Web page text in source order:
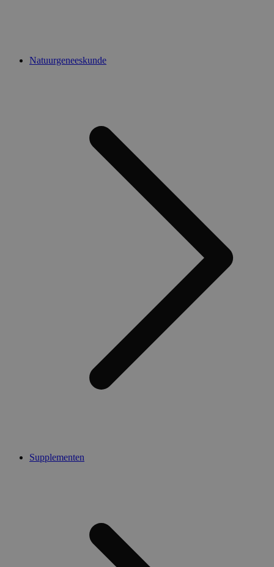
Natuurgeneeskunde
Supplementen